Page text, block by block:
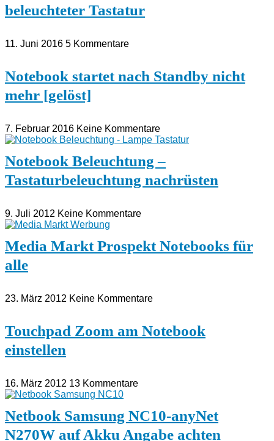
beleuchteter Tastatur
11. Juni 2016 5 Kommentare
Notebook startet nach Standby nicht
mehr [gelöst]
7. Februar 2016 Keine Kommentare
Notebook Beleuchtung –
Tastaturbeleuchtung nachrüsten
9. Juli 2012 Keine Kommentare
Media Markt Prospekt Notebooks für
alle
23. März 2012 Keine Kommentare
Touchpad Zoom am Notebook
einstellen
16. März 2012 13 Kommentare
Netbook Samsung NC10-anyNet
N270W auf Akku Angabe achten